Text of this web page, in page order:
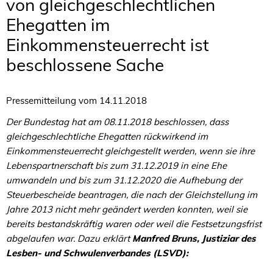
von gleichgeschlechtlichen
Ehegatten im
Einkommensteuerrecht ist
beschlossene Sache
Pressemitteilung vom 14.11.2018
Der Bundestag hat am 08.11.2018 beschlossen, dass
gleichgeschlechtliche Ehegatten rückwirkend im
Einkommensteuerrecht gleichgestellt werden, wenn sie ihre
Lebenspartnerschaft bis zum 31.12.2019 in eine Ehe
umwandeln und bis zum 31.12.2020 die Aufhebung der
Steuerbescheide beantragen, die nach der Gleichstellung im
Jahre 2013 nicht mehr geändert werden konnten, weil sie
bereits bestandskräftig waren oder weil die Festsetzungsfrist
abgelaufen war. Dazu erklärtManfred Bruns, Justiziar des
Lesben- und Schwulenverbandes (LSVD):